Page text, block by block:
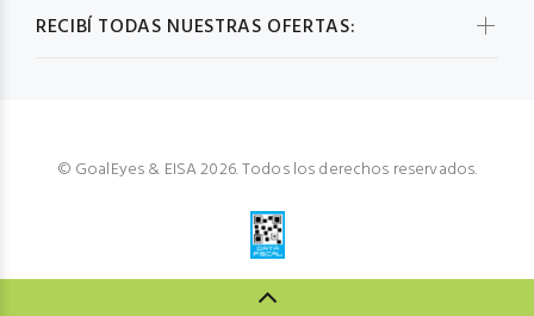
RECIBÍ TODAS NUESTRAS OFERTAS:
© GoalEyes & EISA 2026. Todos los derechos reservados.